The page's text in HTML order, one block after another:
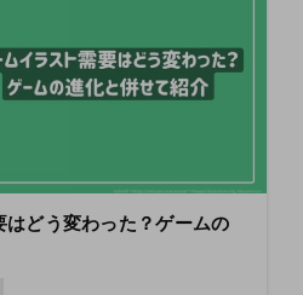
どう変わった？ゲームの